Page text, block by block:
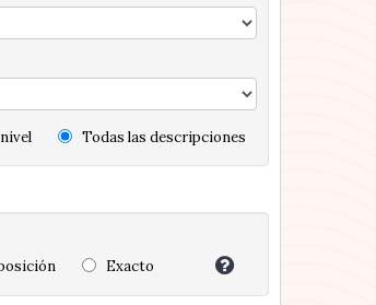
Todas las descripciones
Exacto